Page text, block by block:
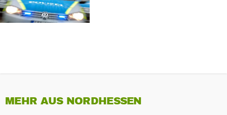
MEHR AUS NORDHESSEN